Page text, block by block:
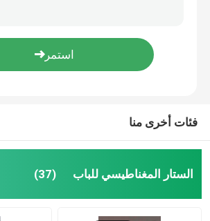
شبكة الحشرات الزراعية
حقيبة شبكية منسوجة
شبك بلاستيكي
فئات أخرى منا
الستار المغناطيسي للباب (37)